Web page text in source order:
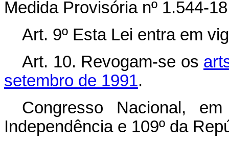
Medida Provisória nº 1.544-
Art. 9º Esta Lei entra em
Art. 10. Revogam-se os
setembro de 1991.
Congresso Nacional,
Independência e 109º da